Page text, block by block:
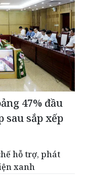
47% đầu
sau sắp xếp
hỗ trợ, phát
xanh